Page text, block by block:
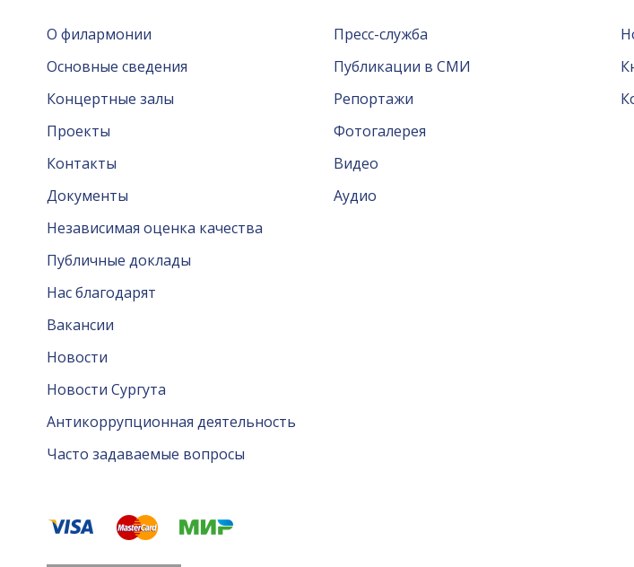
О филармонии
Основные сведения
Концертные залы
Проекты
Контакты
Документы
Независимая оценка качества
Публичные доклады
Нас благодарят
Вакансии
Новости
Новости Сургута
Антикоррупционная деятельность
Часто задаваемые вопросы
Пресс-служба
Публикации в СМИ
Репортажи
Фотогалерея
Видео
Аудио